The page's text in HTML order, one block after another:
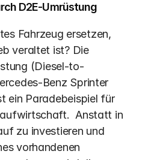
D2E-Umrüstung
Fahrzeug ersetzen,
veraltet ist? Die
(Diesel-to-
Benz Sprinter
ein Paradebeispiel für
Anstatt in
zu investieren und
vorhandenen